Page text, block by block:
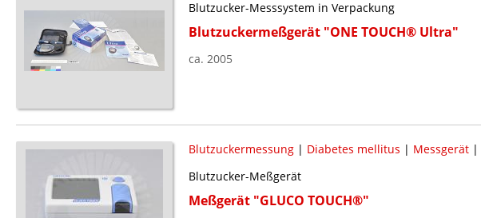
Blutzucker-Messsystem in Verpackung
Blutzuckermeßgerät "ONE TOUCH® Ultra"
ca. 2005
Blutzuckermessung| Diabetes mellitus | Messgerät|
Blutzucker-Meßgerät
Meßgerät "GLUCO TOUCH®"